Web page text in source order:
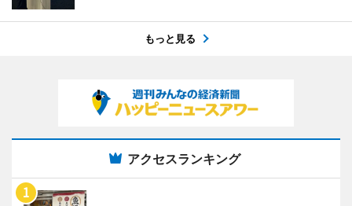
もっと見る
アクセスランキング